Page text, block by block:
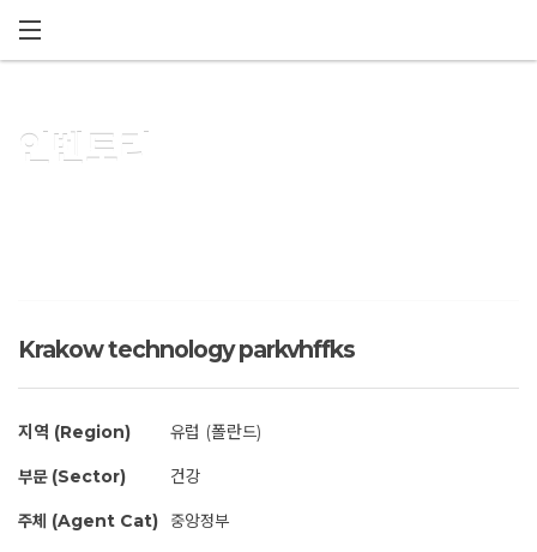
인벤토리
Krakow technology parkvhffks
지역 (Region) 유럽 (폴란드)
부문 (Sector) 건강
주체 (Agent Cat) 중앙정부